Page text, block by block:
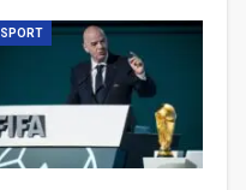
SPORT